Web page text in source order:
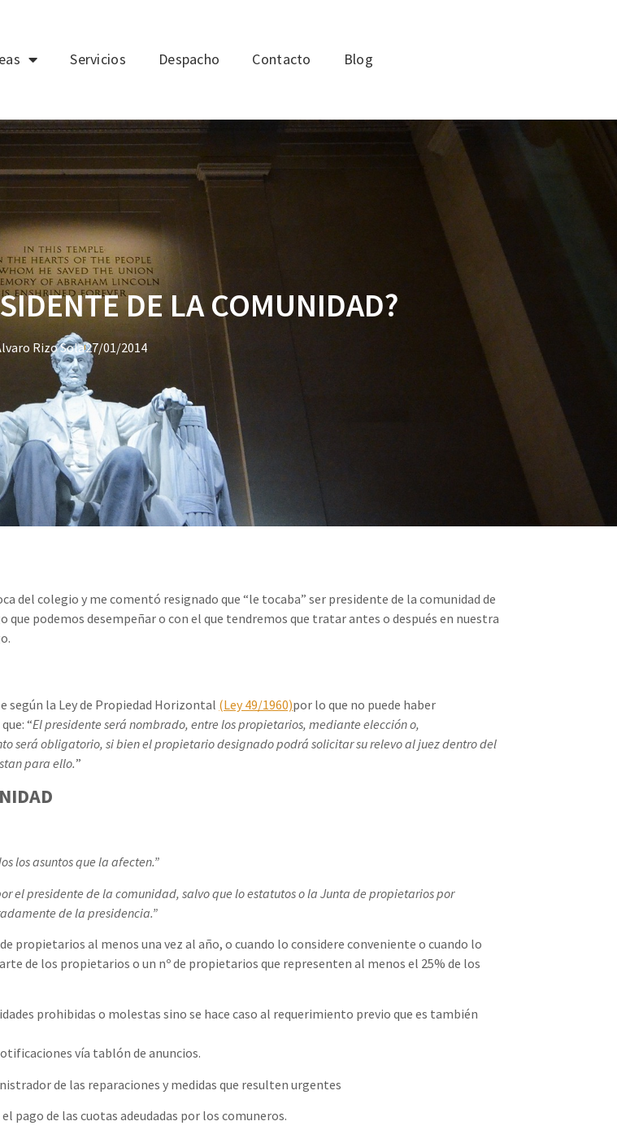
Servicios Despacho Contacto Blog
DE LA COMUNIDAD?
Rizo Sola27/01/2014
del colegio y me comentó resignado que “le tocaba” ser presidente de la comunidad de
podemos desempeñar o con el que tendremos que tratar antes o después en nuestra
según la Ley de Propiedad Horizontal (Ley 49/1960)por lo que no puede haber
“El presidente será nombrado, entre los propietarios, mediante elección o,
será obligatorio, si bien el propietario designado podrá solicitar su relevo al juez dentro del
para ello.”
los asuntos que la afecten.”
el presidente de la comunidad, salvo que lo estatutos o la Junta de propietarios por
de la presidencia.”
propietarios al menos una vez al año, o cuando lo considere conveniente o cuando lo
de los propietarios o un nº de propietarios que representen al menos el 25% de los
prohibidas o molestas sino se hace caso al requerimiento previo que es también
vía tablón de anuncios.
de las reparaciones y medidas que resulten urgentes
pago de las cuotas adeudadas por los comuneros.